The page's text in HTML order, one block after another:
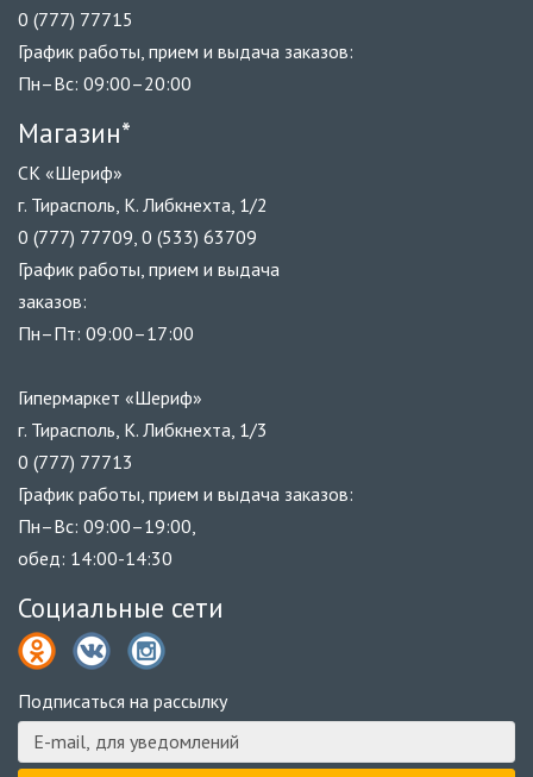
0 (777) 77715
График работы, прием и выдача заказов:
Пн–Вс: 09:00–20:00
Магазин*
СК «Шериф»
г. Тирасполь, К. Либкнехта, 1/2
0 (777) 77709, 0 (533) 63709
График работы, прием и выдача
заказов:
Пн–Пт: 09:00–17:00
Гипермаркет «Шериф»
г. Тирасполь, К. Либкнехта, 1/3
0 (777) 77713
График работы, прием и выдача заказов:
Пн–Вс: 09:00–19:00,
обед: 14:00-14:30
Социальные сети
Подписаться на рассылку